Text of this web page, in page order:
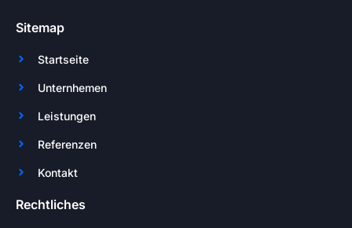
Sitemap
Startseite
Unternhemen
Leistungen
Referenzen
Kontakt
Rechtliches